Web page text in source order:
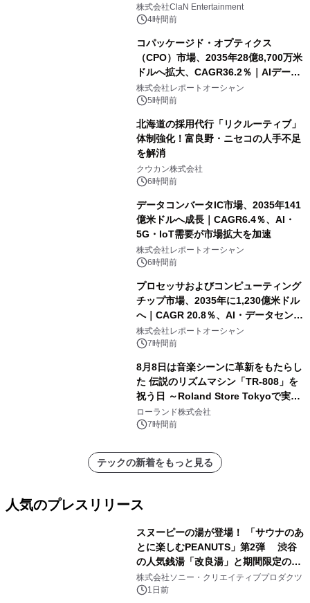
開催決定！！
株式会社ClaN Entertainment
4時間前
コパッケージド・オプティクス
（CPO）市場、2035年28億8,700万米
ドルへ拡大、CAGR36.2％｜AIデータ
センター・高速光通信需要が成長を加
速
株式会社レポートオーシャン
5時間前
北海道の採用代行「リクルーティブ」
体制強化！富良野・ニセコの人手不足
を解消
クウカン株式会社
6時間前
データコンバータIC市場、2035年141
億米ドルへ成長｜CAGR6.4％、AI・
5G・IoT需要が市場拡大を加速
株式会社レポートオーシャン
6時間前
プロセッサおよびコンピューティング
チップ市場、2035年に1,230億米ドル
へ｜CAGR 20.8％、AI・データセンタ
ー需要が成長を牽引
株式会社レポートオーシャン
7時間前
8月8日は音楽シーンに革新をもたらし
た 伝説のリズムマシン「TR-808」を
祝う日 ～Roland Store Tokyoで実機
を展示しての 記念キャンペーンを開
催 英国ラジオ「NTS」の 特別プログ
アーティストを フィーチャーしたアニ
メーションを公開～
ローランド株式会社
7時間前
テックの新着をもっと見る
人気のプレスリリース
スヌーピーの湯が登場！ 「サウナのあ
とに楽しむPEANUTS」第2弾 渋谷
の人気銭湯「改良湯」と期間限定のコ
ラボレーション サウナイキタイコラ
ボグッズも発売決定！
株式会社ソニー・クリエイティブプロダクツ
1日前